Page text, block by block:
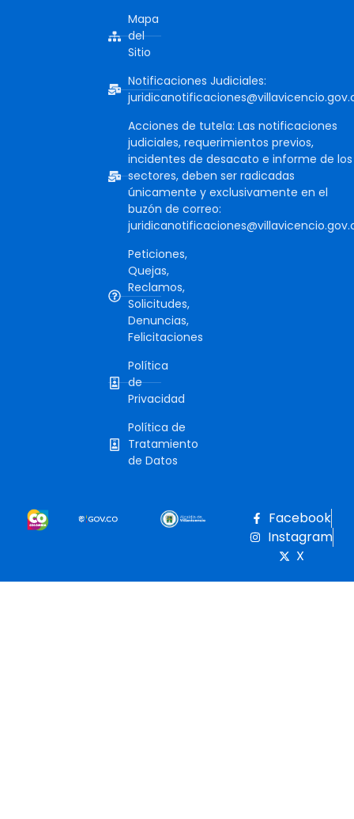
Mapa
del
Sitio
Notificaciones Judiciales:
Acciones de tutela: Las notificaciones
judiciales, requerimientos previos,
incidentes de desacato e informe de los
sectores, deben ser radicadas
únicamente y exclusivamente en el
buzón de correo:
Peticiones,
Quejas,
Reclamos,
Solicitudes,
Denuncias,
Felicitaciones
Política
de
Privacidad
Política de
Tratamiento
de Datos
Facebook
Instagram
X